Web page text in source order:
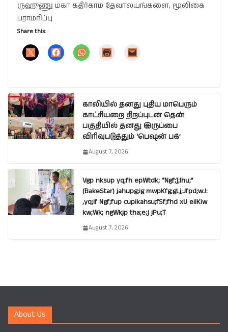
ருஹுணு மகா கதிர்காம தேவாலயங்களை, மூலிகை
பராமரிப்பு
Share this:
காலியில் தனது புதிய மாபெரும்
காட்சியறை திறப்புடன் தென்
பகுதியில் தனது இருப்பை
விரிவுபடுத்தும் ‘பெஷன் பக்’
August 7, 2026
Vgp nksup yq;fh epWtdk; “Ngf;];lhu;”
(BakeStar) jahupg;ig mwpKfg;gLj;Jfpd;wJ:
,yq;if Ngf;fup cupikahsu;fSf;fhd xU eilKiw
kw;Wk; ngWkjp tha;e;j jPu;T
August 7, 2026
About Us